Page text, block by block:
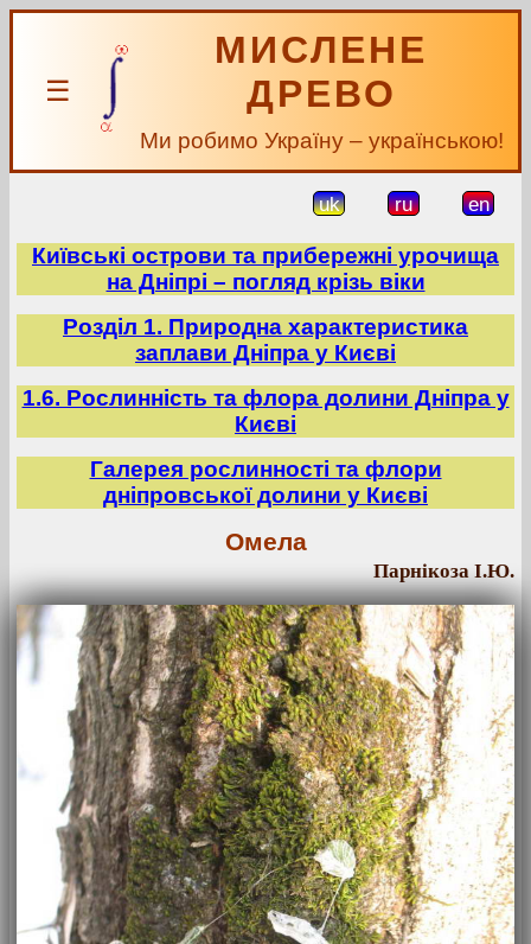
☰
МИСЛЕНЕ
ДРЕВО
Ми робимо Україну – українською!
uk ru en
Київські острови та прибережні урочища
на Дніпрі – погляд крізь віки
Розділ 1. Природна характеристика
заплави Дніпра у Києві
1.6. Рослинність та флора долини Дніпра у
Києві
Галерея рослинності та флори
дніпровської долини у Києві
Омела
Парнікоза І.Ю.